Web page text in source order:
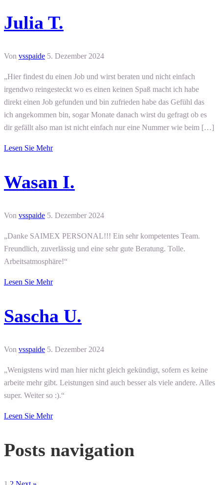
Julia T.
Von vsspaide 5. Dezember 2024
„Hier findest du einen Job und wirst beraten und nicht einfach
irgendwo reingesteckt wo es einen keinen Spaß macht ich habe
direkt einen Job gefunden und bin zufrieden habe das Gefühl das
ich angekommen bin, sogar Monate danach wirst du gefragt ob es
dir gefällt also man ist nicht einfach nur eine Nummer wie beim […]
Lesen Sie Mehr
Wasan I.
Von vsspaide 5. Dezember 2024
„Danke SAIMEX PERSONAL!!! Ein sehr kompetentes Team.
Freundlich, zuverlässig und eine sehr gute Beratung. Tolle.
Arbeitsatmosphäre!“
Lesen Sie Mehr
Sascha U.
Von vsspaide 5. Dezember 2024
„Wenigstens wird man hier nicht gleich gekündigt, sofern es keine
arbeite mehr gibt. Leistungen sind auch besser als viele andere. Alles
super. Weiter so :).“
Lesen Sie Mehr
Posts navigation